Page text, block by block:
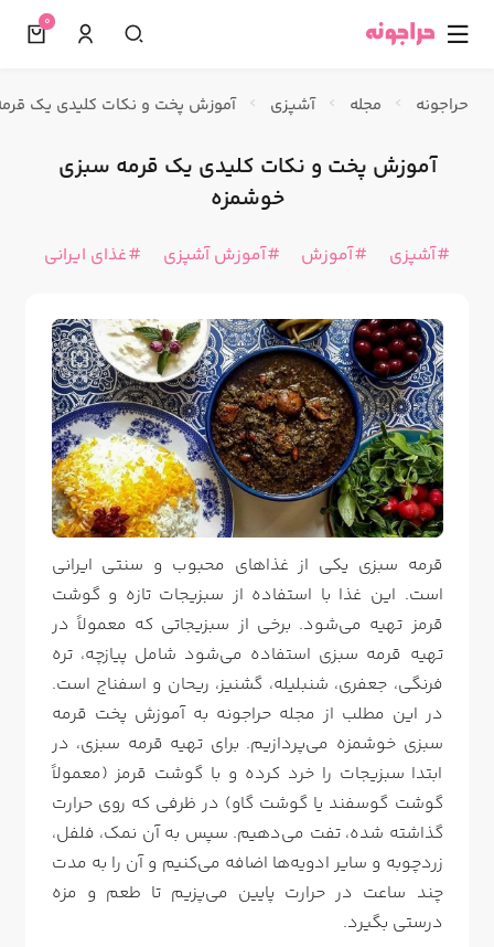
☰
0
حراجونه مجله آشپزی آموزش پخت و نکات کلیدی یک
آموزش پخت و نکات کلیدی یک قرمه سبزی
خوشمزه
آشپزی آموزش آموزش آشپزی غذای ایرانی
قرمه سبزی یکی از غذاهای محبوب و سنتی ایرانی
است. این غذا با استفاده از سبزیجات تازه و گوشت
قرمز تهیه می‌شود. برخی از سبزیجاتی که معمولاً در
تهیه قرمه سبزی استفاده می‌شود شامل پیازچه، تره
فرنگی، جعفری، شنبلیله، گشنیز، ریحان و اسفناج است.
در این مطلب از مجله حراجونه به آموزش پخت قرمه
سبزی خوشمزه می‌پردازیم. برای تهیه قرمه سبزی، در
ابتدا سبزیجات را خرد کرده و با گوشت قرمز (معمولاً
گوشت گوسفند یا گوشت گاو) در ظرفی که روی حرارت
گذاشته شده، تفت می‌دهیم. سپس به آن نمک، فلفل،
زردچوبه و سایر ادویه‌ها اضافه می‌کنیم و آن را به مدت
چند ساعت در حرارت پایین می‌پزیم تا طعم و مزه
درستی بگیرد.